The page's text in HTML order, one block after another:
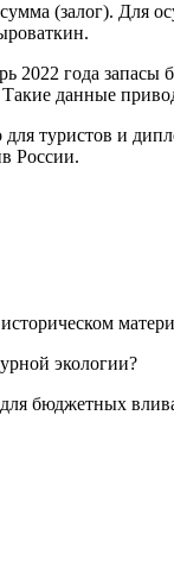
(залог). Для
2022 года
данные
туристов и
России.
экологии?
бюджетных